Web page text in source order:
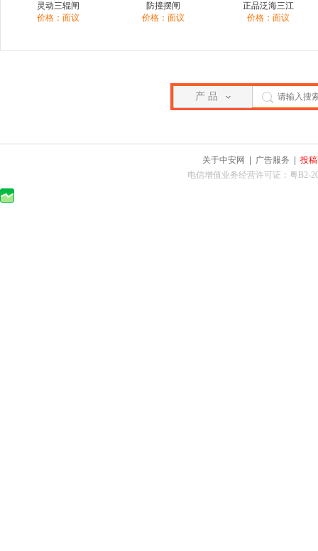
灵动三辊闸
价格：面议
防撞摆闸
价格：面议
正品泛海三江
价格：面议
产 品
关于中安网 广告服务
投
电信增值业务经营许可证：粤